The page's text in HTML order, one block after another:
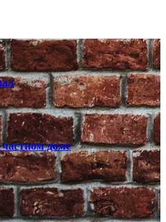
доме